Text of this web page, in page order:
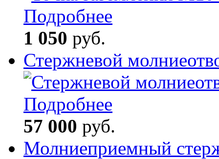
Подробнее
1 050 руб.
Стержневой
Подробнее
57 000 руб.
Молниеприемный